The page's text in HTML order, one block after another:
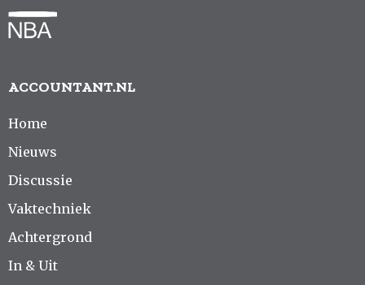
ACCOUNTANT.NL
Home
Nieuws
Discussie
Vaktechniek
Achtergrond
In & Uit